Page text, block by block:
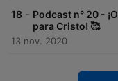
18 - Podcast n° 20 -
para Cristo! 🥰
13 nov. 2020